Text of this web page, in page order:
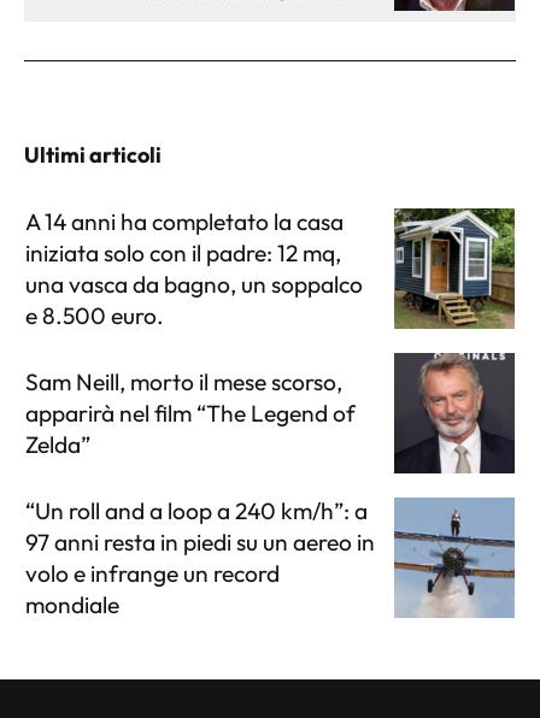
Ultimi articoli
A 14 anni ha completato la casa
iniziata solo con il padre: 12 mq,
una vasca da bagno, un soppalco
e 8.500 euro.
Sam Neill, morto il mese scorso,
apparirà nel film “The Legend of
Zelda”
“Un roll and a loop a 240 km/h”: a
97 anni resta in piedi su un aereo in
volo e infrange un record
mondiale